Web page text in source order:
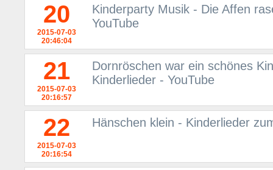
20
2015-07-03
20:46:04
Kinderparty Musik - Die Affen
YouTube
21
2015-07-03
20:16:57
Dornröschen war ein schönes
Kinderlieder - YouTube
22
2015-07-03
20:16:54
Hänschen klein - Kinderlieder